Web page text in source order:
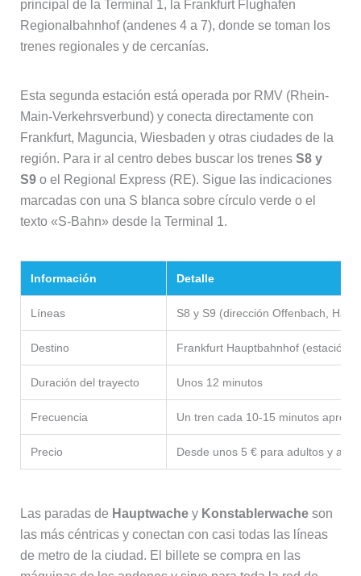
principal de la Terminal 1, la Frankfurt Flughafen
Regionalbahnhof (andenes 4 a 7), donde se toman los
trenes regionales y de cercanías.
Esta segunda estación está operada por RMV (Rhein-
Main-Verkehrsverbund) y conecta directamente con
Frankfurt, Maguncia, Wiesbaden y otras ciudades de la
región. Para ir al centro debes buscar los trenes S8 y
S9o el Regional Express (RE). Sigue las indicaciones
marcadas con una S blanca sobre círculo verde o el
texto «S-Bahn» desde la Terminal 1.
Información Detalle
Líneas S8 y S9 (dirección Offenbach,
Destino Frankfurt Hauptbahnhof (estación
Duración del trayecto Unos 12 minutos
Frecuencia Un tren cada 10-15 minutos
Precio Desde unos 5 € para adultos y
Las paradas de Hauptwachey Konstablerwacheson
las más céntricas y conectan con casi todas las líneas
de metro de la ciudad. El billete se compra en las